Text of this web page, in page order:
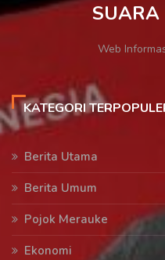
SUARA
Web
KATEGORI
Berita Utama
Berita Umum
Pojok Merauke
Ekonomi